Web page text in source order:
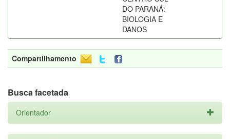
DO PARANÁ:
BIOLOGIA E
DANOS
Compartilhamento
Busca facetada
Orientador